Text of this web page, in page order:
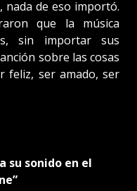
de eso importó.
que la música
sin importar sus
sobre las cosas
feliz, ser amado, ser
su sonido en el